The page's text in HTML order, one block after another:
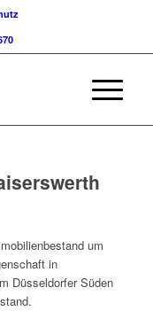
um
in
Düsseldorfer Süden